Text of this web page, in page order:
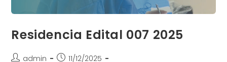
Residencia Edital 007 2025
admin
11/12/2025